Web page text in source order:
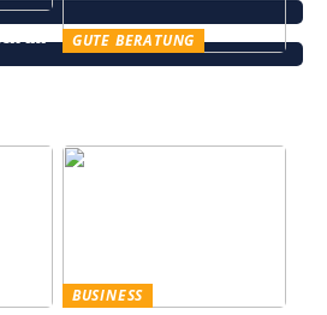
GUTE BERATUNG
BUSINESS